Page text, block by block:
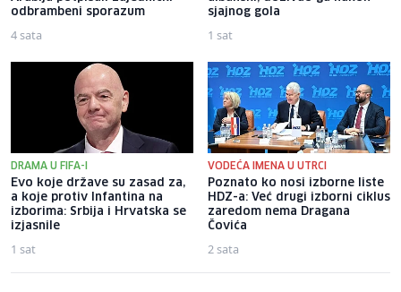
odbrambeni sporazum
4 sata
sjajnog gola
1 sat
DRAMA U FIFA-I
Evo koje države su zasad za,
a koje protiv Infantina na
izborima: Srbija i Hrvatska se
izjasnile
1 sat
VODEĆA IMENA U UTRCI
Poznato ko nosi izborne liste
HDZ-a: Već drugi izborni ciklus
zaredom nema Dragana
Čovića
2 sata